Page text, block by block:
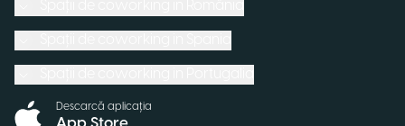
Descarcă aplicația